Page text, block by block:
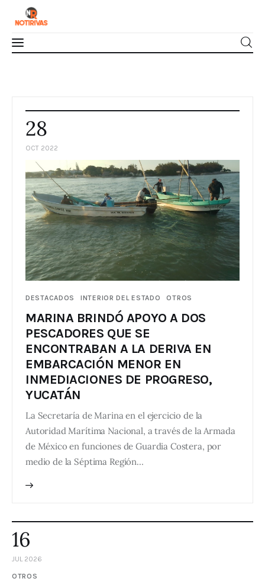
Economía
Finanzas
Nacionales
Multimedia
Espectáculos
28
OCT 2022
DESTACADOS INTERIOR DEL ESTADO OTROS
MARINA BRINDÓ APOYO A DOS
PESCADORES QUE SE
ENCONTRABAN A LA DERIVA EN
EMBARCACIÓN MENOR EN
INMEDIACIONES DE PROGRESO,
YUCATÁN
La Secretaría de Marina en el ejercicio de la
Autoridad Marítima Nacional, a través de la Armada
de México en funciones de Guardia Costera, por
medio de la Séptima Región…
16
JUL 2026
OTROS